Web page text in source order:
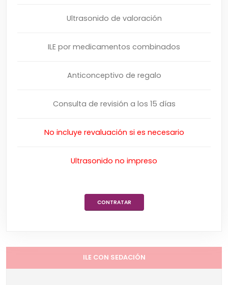
Ultrasonido de valoración
ILE por medicamentos combinados
Anticonceptivo de regalo
Consulta de revisión a los 15 días
No incluye revaluación si es necesario
Ultrasonido no impreso
CONTRATAR
ILE CON SEDACIÓN